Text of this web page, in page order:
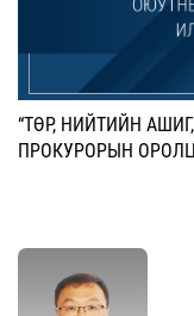
“ТӨР, НИЙТИЙН
ПРОКУРОРЫН